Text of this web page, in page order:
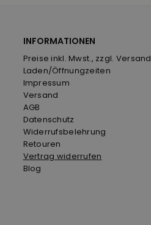
INFORMATIONEN
Preise inkl. Mwst., zzgl. Versand
Laden/Öffnungzeiten
Impressum
Versand
AGB
Datenschutz
Widerrufsbelehrung
Retouren
Vertrag widerrufen
Blog